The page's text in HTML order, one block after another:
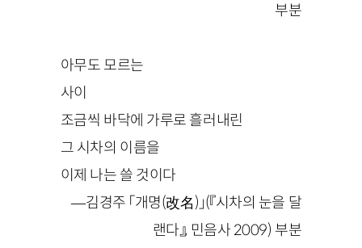
부분
아무도 모르는
사이
조금씩 바닥에 가루로 흘러내린
그 시차의 이름을
이제 나는 쓸 것이다
—김경주 「개명(改名)」(『시차의 눈을 달
랜다』, 민음사 2009) 부분